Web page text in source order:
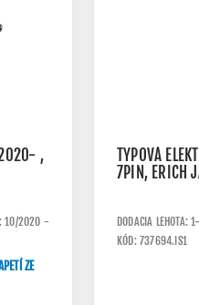
2020- ,
10/2020 -
ZE
TYPOVÁ
7PIN, ERICH
DODACIA LEHOTA:
KÓD: 737694.IS1